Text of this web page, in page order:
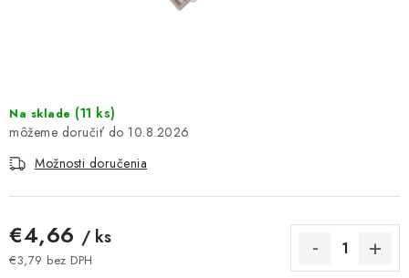
: TOP PRODUKTY
ZNAČKY
Na sklade (11 ks)
10.8.2026
Možnosti doručenia
€4,66 / ks
€3,79 bez DPH